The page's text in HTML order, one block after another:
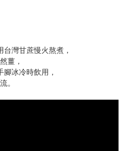
灣甘蔗慢火熬煮，
薑，
冰冷時飲用，
。